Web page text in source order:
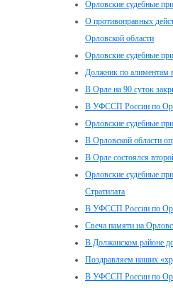
Орловские судебные
О противоправных
Орловской области
Орловские судебные
Должник по алиментам
В Орле на 90 суток
В УФССП России по
Орловские судебные
В Орловской области
В Орле состоялся
Орловские судебные
Стратилата
В УФССП России по
Свеча памяти на
В Должанском районе
Поздравляем наших
В УФССП России по